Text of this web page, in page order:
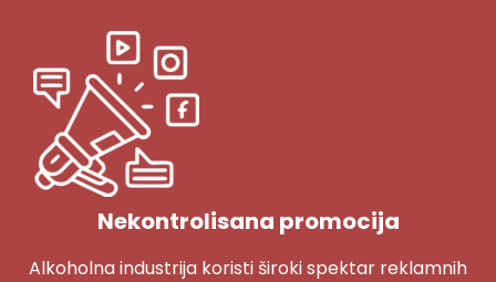
Nekontrolisana promocija
Alkoholna industrija koristi široki spektar reklamnih